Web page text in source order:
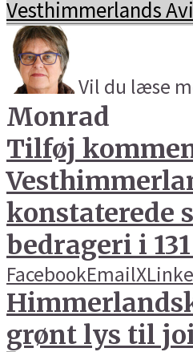
Vesthimmerlands
Vil du læse
Monrad
Tilføj
konstaterede
bedrageri i
FacebookEmailX
grønt lys til